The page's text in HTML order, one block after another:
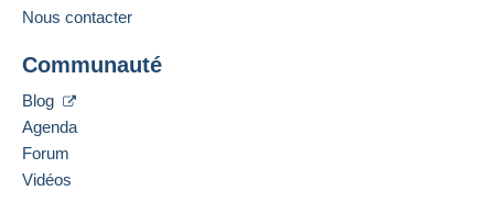
Nous contacter
Communauté
Blog
Agenda
Forum
Vidéos